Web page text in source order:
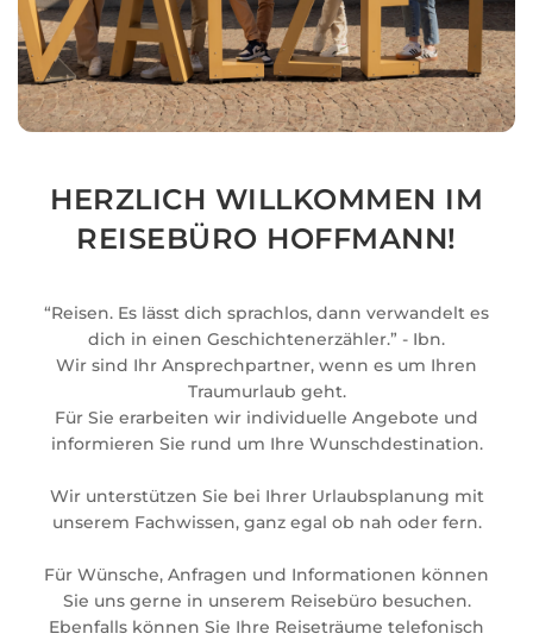
HERZLICH WILLKOMMEN IM
REISEBÜRO HOFFMANN!
“Reisen. Es lässt dich sprachlos, dann verwandelt es
dich in einen Geschichtenerzähler.” - Ibn.
Wir sind Ihr Ansprechpartner, wenn es um Ihren
Traumurlaub geht.
Für Sie erarbeiten wir individuelle Angebote und
informieren Sie rund um Ihre Wunschdestination.
Wir unterstützen Sie bei Ihrer Urlaubsplanung mit
unserem Fachwissen, ganz egal ob nah oder fern.
Für Wünsche, Anfragen und Informationen können
Sie uns gerne in unserem Reisebüro besuchen.
Ebenfalls können Sie Ihre Reiseträume telefonisch